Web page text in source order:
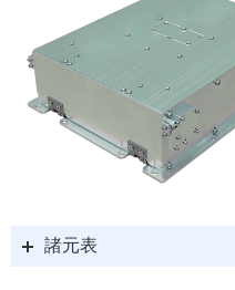
2023/02/08
「革新的
結果につい
2022/09/30
諸元表